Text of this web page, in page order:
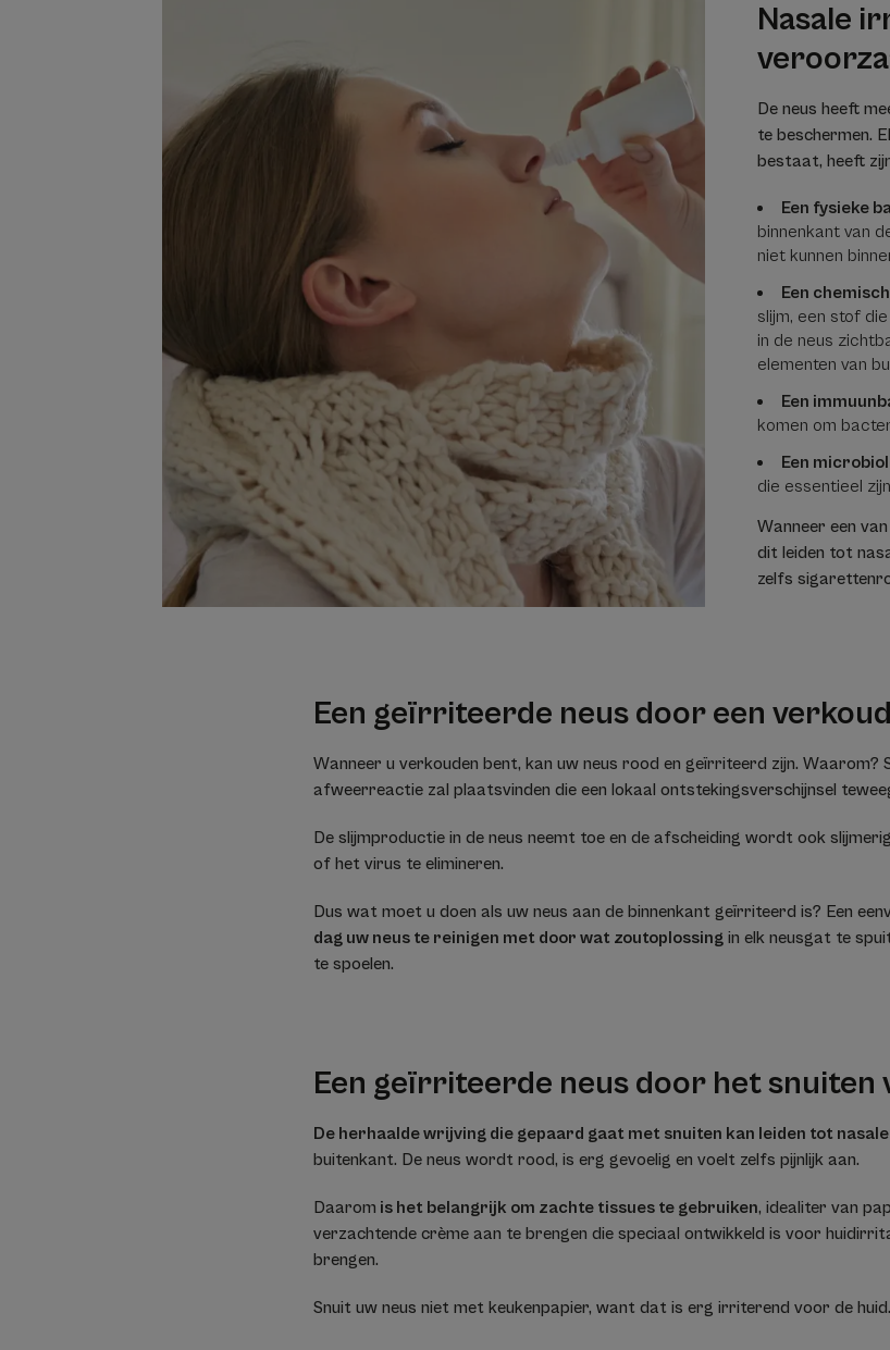
Nasale
De neus heeft
te beschermen.
bestaat, heeft
Een fysieke
binnenkant van
niet kunnen
Een
slijm, een stof
in de neus
elementen van
Een
komen om
Een
die essentieel
Wanneer een
dit leiden tot
zelfs
Een geïrriteerde neus door een
Wanneer u verkouden bent, kan uw neus rood en geïrriteerd zijn. Waarom?
afweerreactie zal plaatsvinden die een lokaal ontstekingsverschijnsel
De slijmproductie in de neus neemt toe en de afscheiding wordt ook
of het virus te elimineren.
Dus wat moet u doen als uw neus aan de binnenkant geïrriteerd is? Een
dag uw neus te reinigen met door wat zoutoplossing in elk neusgat te
te spoelen.
Een geïrriteerde neus door het snuiten
De herhaalde wrijving die gepaard gaat met snuiten kan leiden tot
buitenkant. De neus wordt rood, is erg gevoelig en voelt zelfs pijnlijk aan.
Daarom is het belangrijk om zachte tissues te gebruiken, idealiter van
verzachtende crème aan te brengen die speciaal ontwikkeld is voor
brengen.
Snuit uw neus niet met keukenpapier, want dat is erg irriterend voor de huid.